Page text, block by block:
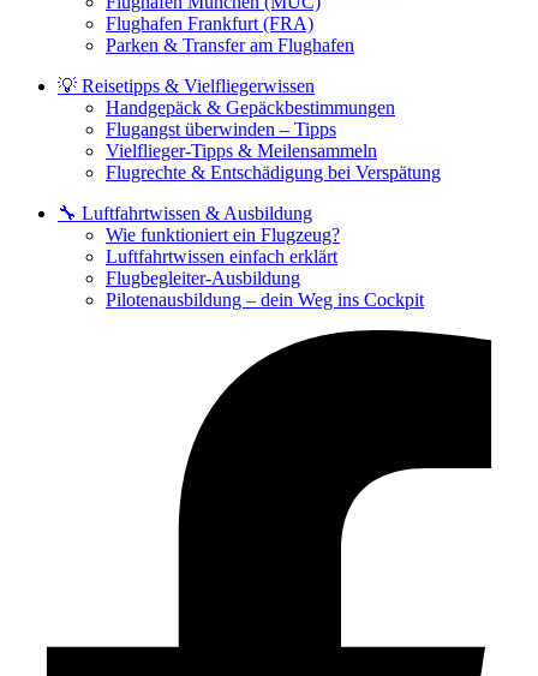
Flughafen Frankfurt (FRA)
Parken & Transfer am Flughafen
💡 Reisetipps & Vielfliegerwissen
Handgepäck & Gepäckbestimmungen
Flugangst überwinden – Tipps
Vielflieger-Tipps & Meilensammeln
Flugrechte & Entschädigung bei Verspätung
🔧 Luftfahrtwissen & Ausbildung
Wie funktioniert ein Flugzeug?
Luftfahrtwissen einfach erklärt
Flugbegleiter-Ausbildung
Pilotenausbildung – dein Weg ins Cockpit